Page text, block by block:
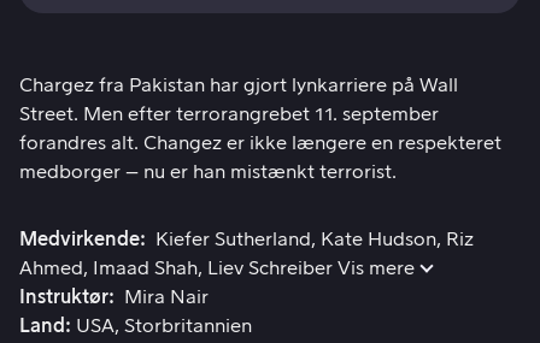
Chargez fra Pakistan har gjort lynkarriere på Wall
Chargez fra Pakistan har gjort lynkarriere på Wall
Street. Men efter terrorangrebet 11. september
forandres alt. Changez er ikke længere en respekteret
medborger – nu er han mistænkt terrorist.
Medvirkende Kiefer Sutherland Kate Hudson
Riz
Ahmed
Imaad Shah Liev Schreiber Vis mere
Instruktør
Mira Nair
Land
USA Storbritannien